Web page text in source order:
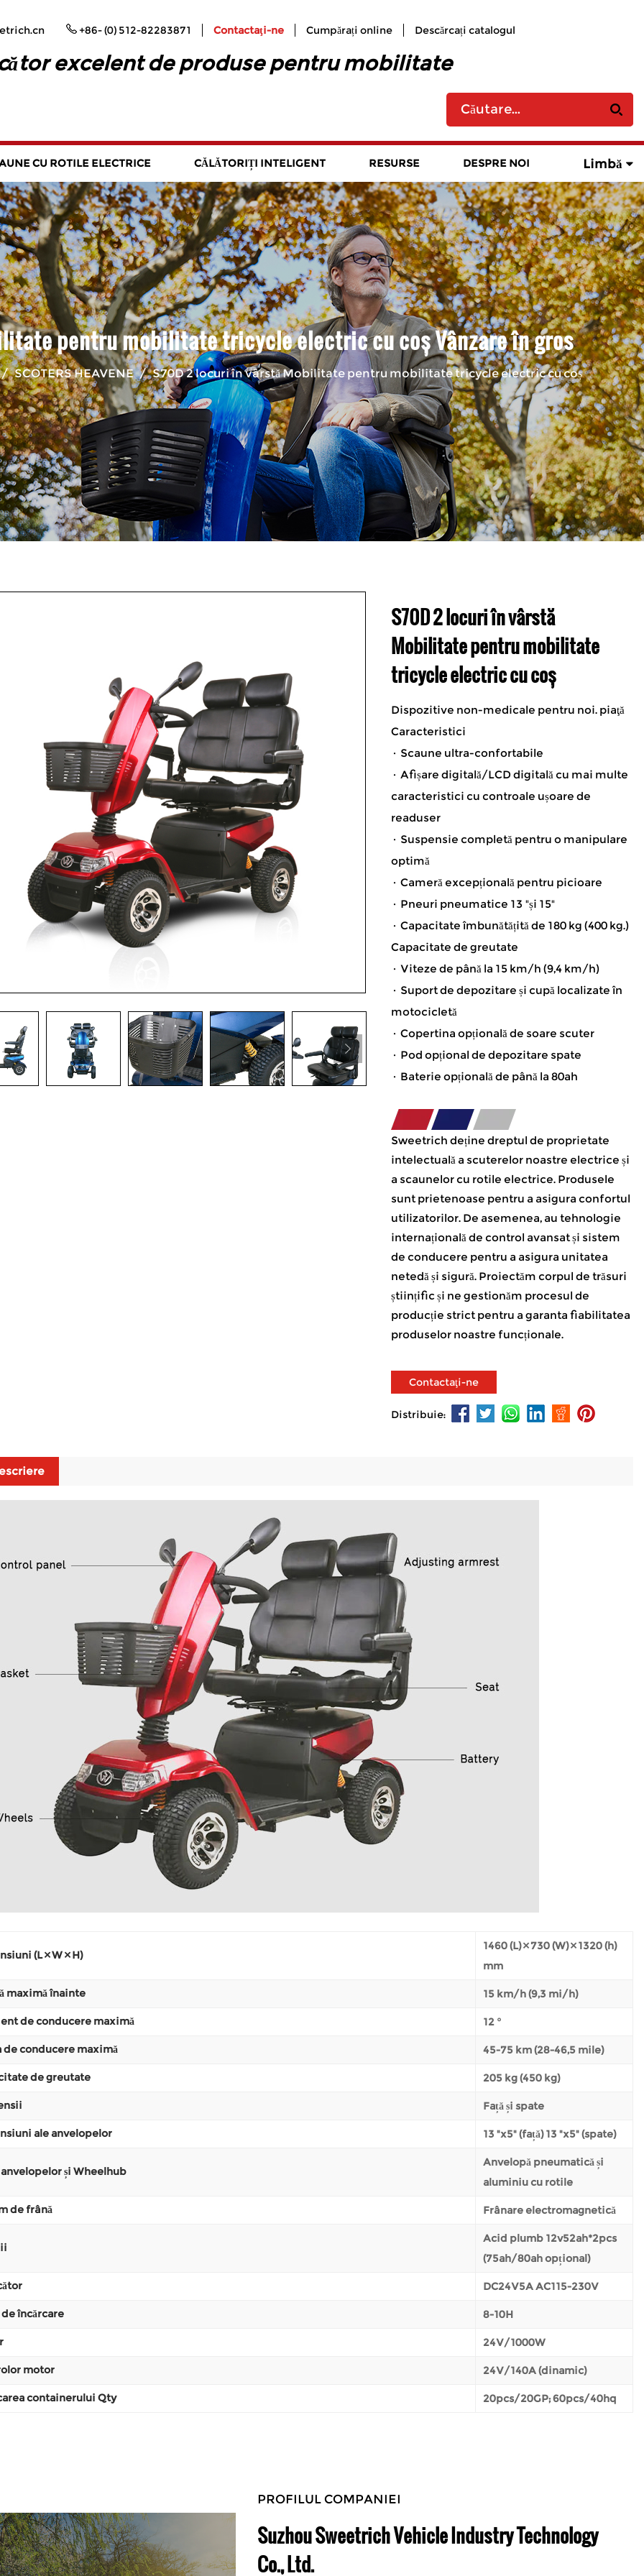
+86- (0) 512-82283871 Contactaţi-ne Cumpărați online Descărcați catalogul
excelent de produse pentru mobilitate
CU ROTILE ELECTRICE CĂLĂTORIȚI INTELIGENT RESURSE DESPRE NOI Limbă
pentru mobilitate tricycle electric cu coș Vânzare în gros
SCOTERS HEAVENE / S70D 2 locuri în vârstă Mobilitate pentru mobilitate tricycle electric cu coș
S70D 2 locuri în vârstă
Mobilitate pentru mobilitate
tricycle electric cu coș
Dispozitive non-medicale pentru noi. piaţă
Caracteristici
· Scaune ultra-confortabile
· Afișare digitală/LCD digitală cu mai multe
caracteristici cu controale ușoare de
readuser
· Suspensie completă pentru o manipulare
optimă
· Cameră excepțională pentru picioare
· Pneuri pneumatice 13 "și 15"
· Capacitate îmbunătățită de 180 kg (400 kg.)
Capacitate de greutate
· Viteze de până la 15 km/h (9,4 km/h)
· Suport de depozitare și cupă localizate în
motocicletă
· Copertina opțională de soare scuter
· Pod opțional de depozitare spate
· Baterie opțională de până la 80ah
Sweetrich deține dreptul de proprietate
intelectuală a scuterelor noastre electrice și
a scaunelor cu rotile electrice. Produsele
sunt prietenoase pentru a asigura confortul
utilizatorilor. De asemenea, au tehnologie
internațională de control avansat și sistem
de conducere pentru a asigura unitatea
netedă și sigură. Proiectăm corpul de trăsuri
științific și ne gestionăm procesul de
producție strict pentru a garanta fiabilitatea
produselor noastre funcționale.
Contactaţi-ne
Distribuie:
(L × W × H)
1460 (L) × 730 (W) × 1320 (h)
mm
maximă înainte 15 km/h (9,3 mi/h)
de conducere maximă 12 °
de conducere maximă 45-75 km (28-46,5 mile)
de greutate 205 kg (450 kg)
Față și spate
ale anvelopelor 13 "x5" (față) 13 "x5" (spate)
și Wheelhub
Anvelopă pneumatică și
aluminiu cu rotile
de frână Frânare electromagnetică
Acid plumb 12v52ah*2pcs
(75ah/80ah opțional)
DC24V5A AC115-230V
încărcare 8-10H
24V/1000W
motor 24V/140A (dinamic)
containerului Qty 20pcs/20GP; 60pcs/40hq
PROFILUL COMPANIEI
Suzhou Sweetrich Vehicle Industry Technology
Co., Ltd.